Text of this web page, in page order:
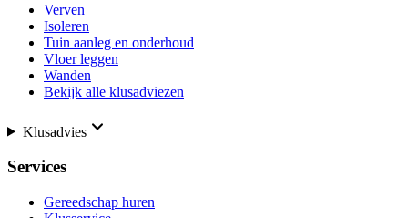
Verven
Isoleren
Tuin aanleg en onderhoud
Vloer leggen
Wanden
Bekijk alle klusadviezen
Klusadvies
Services
Gereedschap huren